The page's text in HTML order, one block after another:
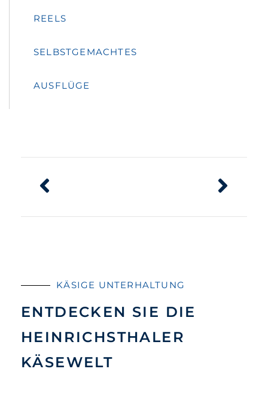
REELS
SELBSTGEMACHTES
AUSFLÜGE
KÄSIGE UNTERHALTUNG
ENTDECKEN SIE DIE
HEINRICHSTHALER
KÄSEWELT